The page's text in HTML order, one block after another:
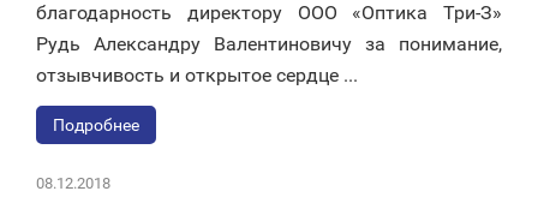
благодарность директору ООО «Оптика Три-З»
Рудь Александру Валентиновичу за понимание,
отзывчивость и открытое сердце ...
Подробнее
08.12.2018